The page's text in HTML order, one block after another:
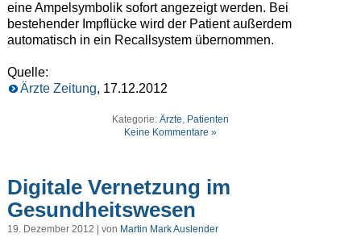
eine Ampelsymbolik sofort angezeigt werden. Bei
bestehender Impflücke wird der Patient außerdem
automatisch in ein Recallsystem übernommen.
Quelle:
Ärzte Zeitung, 17.12.2012
Kategorie:Ärzte, Patienten
Keine Kommentare »
Digitale Vernetzung im
Gesundheitswesen
19. Dezember 2012 | von Martin Mark Auslender